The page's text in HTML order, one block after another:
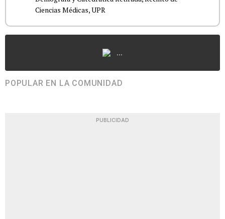
Ciencias Médicas, UPR
...
POPULAR EN LA COMUNIDAD
PUBLICIDAD